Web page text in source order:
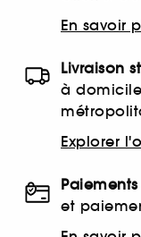
En savoir
Livraison
à
Explorer
et